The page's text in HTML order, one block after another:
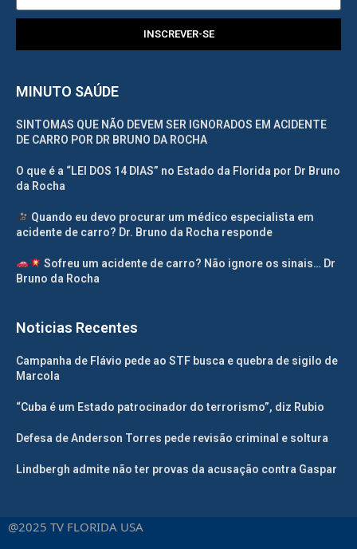
INSCREVER-SE
MINUTO SAÚDE
SINTOMAS QUE NÃO DEVEM SER IGNORADOS EM ACIDENTE
DE CARRO POR DR BRUNO DA ROCHA
O que é a “LEI DOS 14 DIAS” no Estado da Florida por Dr Bruno
da Rocha
Quando eu devo procurar um médico especialista em
acidente de carro? Dr. Bruno da Rocha responde
Sofreu um acidente de carro? Não ignore os sinais… Dr
Bruno da Rocha
Noticias Recentes
Campanha de Flávio pede ao STF busca e quebra de sigilo de
Marcola
“Cuba é um Estado patrocinador do terrorismo”, diz Rubio
Defesa de Anderson Torres pede revisão criminal e soltura
Lindbergh admite não ter provas da acusação contra Gaspar
@2025 TV FLORIDA USA